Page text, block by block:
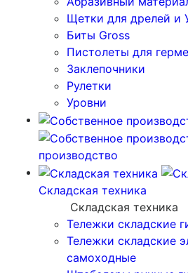
Щетки для дрелей
Биты Gross
Пистолеты для
Заклепочники
Рулетки
Уровни
производство
Складская техника
Складская техника
Тележки складские
Тележки складские
самоходные